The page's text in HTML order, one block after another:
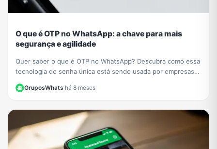
O que é OTP no WhatsApp: a chave para mais
segurança e agilidade
Quer saber o que é OTP no WhatsApp? Descubra como essa
tecnologia de senha única está sendo usada por empresas
como PicPay para aumentar sua segurança online.
GruposWhats·há 8 meses